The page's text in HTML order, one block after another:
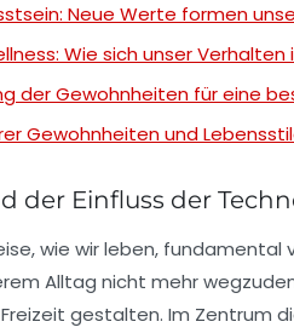
Neue Werte formen
Wie sich unser
der Gewohnheiten für eine
Gewohnheiten und
der Einfluss der
wie wir leben,
Alltag nicht mehr
gestalten. Im Zentrum